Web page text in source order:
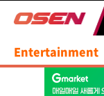
Entertainment